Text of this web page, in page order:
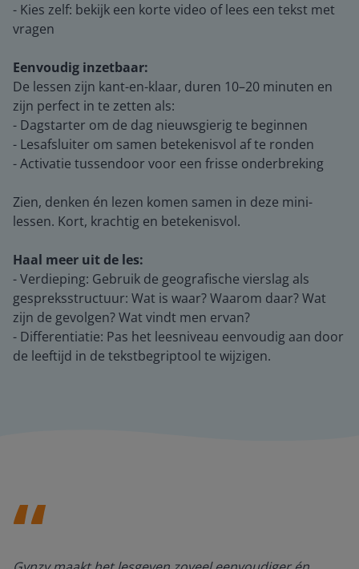
- Kies zelf: bekijk een korte video of lees een tekst met
vragen
Eenvoudig inzetbaar:
De lessen zijn kant-en-klaar, duren 10–20 minuten en
zijn perfect in te zetten als:
- Dagstarter om de dag nieuwsgierig te beginnen
- Lesafsluiter om samen betekenisvol af te ronden
- Activatie tussendoor voor een frisse onderbreking
Zien, denken én lezen komen samen in deze mini-
lessen. Kort, krachtig en betekenisvol.
Haal meer uit de les:
- Verdieping: Gebruik de geografische vierslag als
gespreksstructuur: Wat is waar? Waarom daar? Wat
zijn de gevolgen? Wat vindt men ervan?
- Differentiatie: Pas het leesniveau eenvoudig aan door
de leeftijd in de tekstbegriptool te wijzigen.